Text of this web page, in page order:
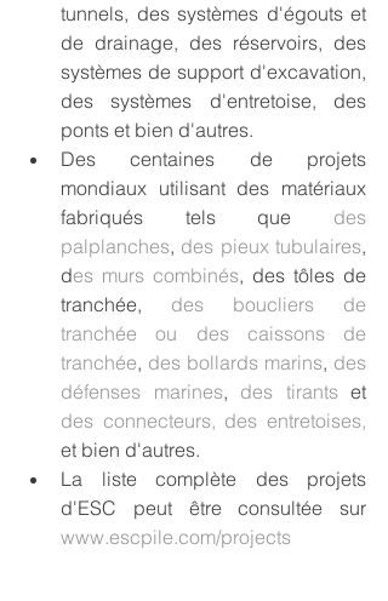
tunnels, des systèmes d'égouts et
de drainage, des réservoirs, des
systèmes de support d'excavation,
des systèmes d'entretoise, des
ponts et bien d'autres.
Des centaines de projets
mondiaux utilisant des matériaux
fabriqués tels que des
palplanches, des pieux tubulaires,
des murs combinés, des tôles de
tranchée, des boucliers de
tranchée ou des caissons de
tranchée, des bollards marins, des
défenses marines, des tirants et
des connecteurs, des entretoises,
et bien d'autres.
La liste complète des projets
www.escpile.com/projects